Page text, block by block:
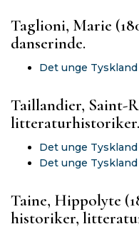
Taglioni, Marie
danserinde.
Det unge Tyskland
Taillandier, Saint-
litteraturhistoriker.
Det unge Tyskland
Det unge Tyskland
Taine, Hippolyte
historiker,